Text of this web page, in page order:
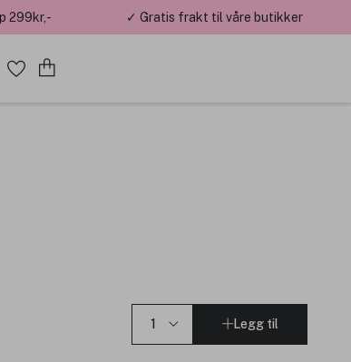
299kr,- ✓ Gratis frakt til våre butikker
Legg til